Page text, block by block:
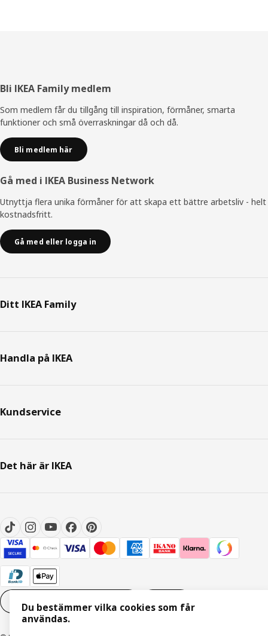
Sidfot
Bli IKEA Family medlem
Som medlem får du tillgång till inspiration, förmåner, smarta
funktioner och små överraskningar då och då.
Bli medlem här
Gå med i IKEA Business Network
Utnyttja flera unika förmåner för att skapa ett bättre arbetsliv - helt
kostnadsfritt.
Gå med eller logga in
Ditt IKEA Family
Handla på IKEA
Kundservice
Det här är IKEA
Inställningar för Cookies
Du bestämmer vilka cookies som får
användas.